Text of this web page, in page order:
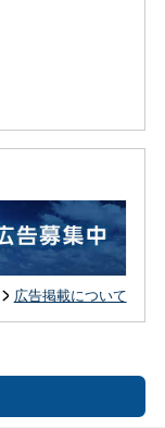
広告掲載について